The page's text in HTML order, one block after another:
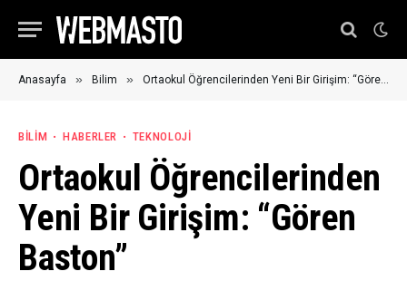
Anasayfa » Bilim » Ortaokul Öğrencilerinden Yeni Bir Girişim: “Gören Baston”
BILIM HABERLER TEKNOLOJI
Ortaokul Öğrencilerinden
Yeni Bir Girişim: “Gören
Baston”